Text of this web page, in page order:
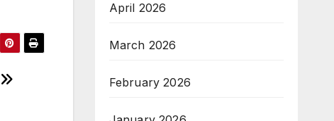
April 2026
March 2026
February 2026